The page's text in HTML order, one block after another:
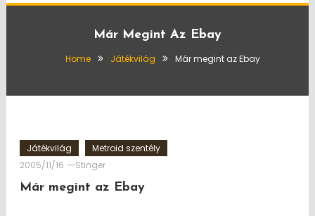
Már Megint Az Ebay
Home Játékvilág Már megint az Ebay
Játékvilág
Metroid szentély
2005/11/16
Stinger
Már megint az Ebay